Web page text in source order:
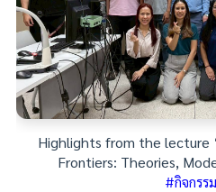
Highlights from the lecture
Frontiers: Theories,
#กิจกรร